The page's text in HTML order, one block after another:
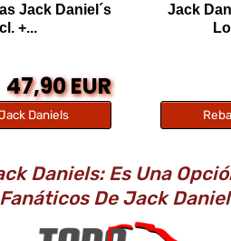
Jack Daniel´s
+...
47,90 EUR
Daniels
Jack
Daniels: Es Una
Fanáticos De Jack